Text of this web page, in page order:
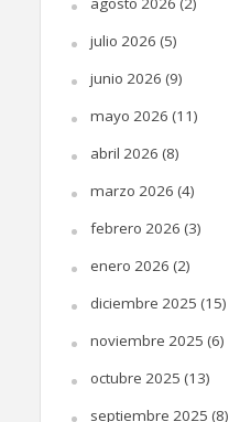
julio 2026 (5)
junio 2026 (9)
mayo 2026 (11)
abril 2026 (8)
marzo 2026 (4)
febrero 2026 (3)
enero 2026 (2)
diciembre 2025 (15)
noviembre 2025 (6)
octubre 2025 (13)
septiembre 2025 (8)